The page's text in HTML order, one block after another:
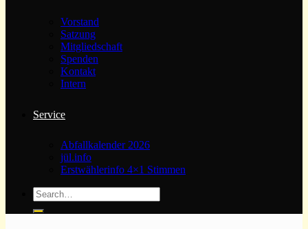
Vorstand
Satzung
Mitgliedschaft
Spenden
Kontakt
Intern
Service
Abfallkalender 2026
jül.info
Erstwählerinfo 4×1 Stimmen